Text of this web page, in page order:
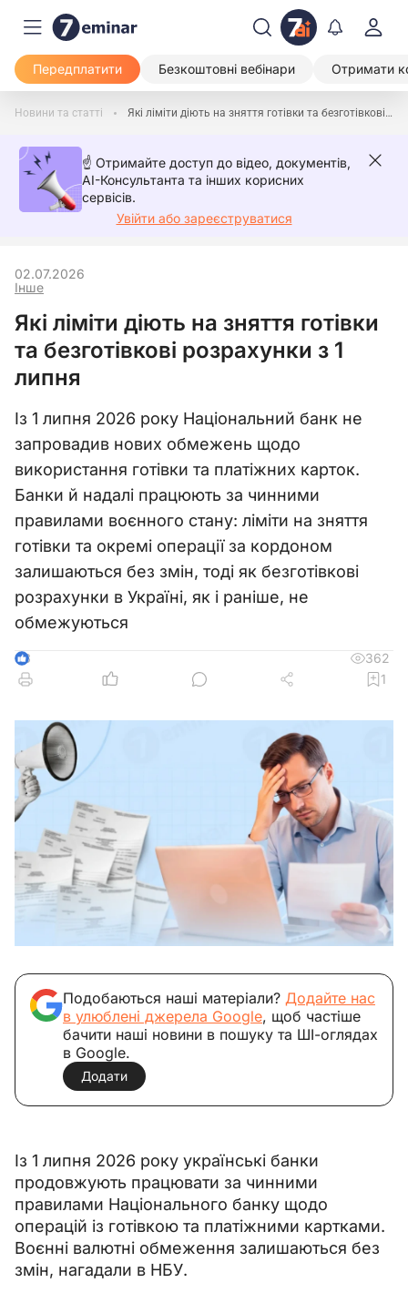
Передплатити Безкоштовні вебінари Отримати
Новини та статті Які ліміти діють на зняття готівки та безготівкові розрахунки з 1 липня
☝️ Отримайте доступ до відео, документів,
AI-Консультанта та інших корисних
сервісів.
Увійти або зареєструватися
Інше
02.07.2026
Які ліміти діють на зняття готівки
та безготівкові розрахунки з 1
липня
Із 1 липня 2026 року Національний банк не
запровадив нових обмежень щодо
використання готівки та платіжних карток.
Банки й надалі працюють за чинними
правилами воєнного стану: ліміти на зняття
готівки та окремі операції за кордоном
залишаються без змін, тоді як безготівкові
розрахунки в Україні, як і раніше, не
обмежуються
3
362
1
Подобаються наші матеріали? Додайте нас
в улюблені джерела Google, щоб частіше
бачити наші новини в пошуку та ШІ-оглядах
в Google.
Додати
Із 1 липня 2026 року українські банки
продовжують працювати за чинними
правилами Національного банку щодо
операцій із готівкою та платіжними картками.
Воєнні валютні обмеження залишаються без
змін, нагадали в НБУ.